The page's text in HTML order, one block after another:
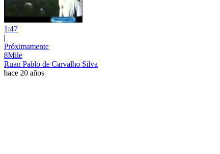
1:47
|
Próximamente
8Mile
Ruan Pablo de Carvalho Silva
hace 20 años